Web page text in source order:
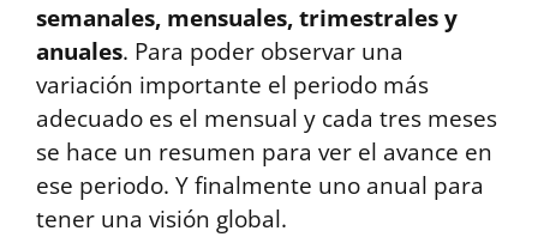
semanales, mensuales, trimestrales y
anuales. Para poder observar una
variación importante el periodo más
adecuado es el mensual y cada tres meses
se hace un resumen para ver el avance en
ese periodo. Y finalmente uno anual para
tener una visión global.